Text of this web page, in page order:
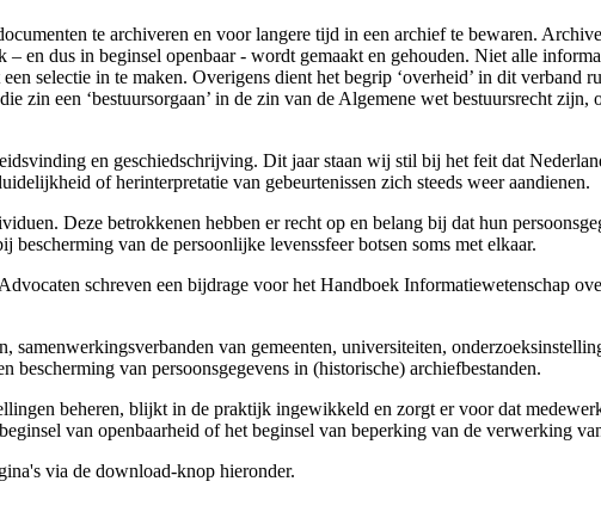
te archiveren en voor langere tijd in een archief te bewaren.
en dus in beginsel openbaar - wordt gemaakt en gehouden. Niet alle
selectie in te maken. Overigens dient het begrip ‘overheid’ in dit
een ‘bestuursorgaan’ in de zin van de Algemene wet bestuursrecht zijn,
en geschiedschrijving. Dit jaar staan wij stil bij het feit dat
of herinterpretatie van gebeurtenissen zich steeds weer aandienen.
Deze betrokkenen hebben er recht op en belang bij dat hun
van de persoonlijke levenssfeer botsen soms met elkaar.
schreven een bijdrage voor het Handboek Informatiewetenschap
van gemeenten, universiteiten,
van persoonsgegevens in (historische) archiefbestanden.
beheren, blijkt in de praktijk ingewikkeld en zorgt er voor dat
van openbaarheid of het beginsel van beperking van de verwerking
via de download-knop hieronder.